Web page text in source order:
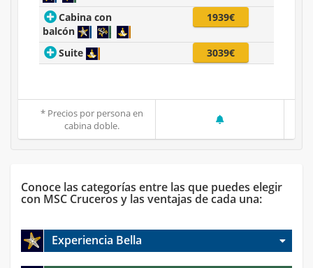
Cabina con
balcón
1939€
Suite 3039€
* Precios por persona en
cabina doble.
Conoce las categorías entre las que puedes elegir
con MSC Cruceros y las ventajas de cada una:
Experiencia Bella